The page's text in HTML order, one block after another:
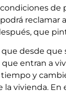
de
reclamar
que
que desde que
entran a
y
vivienda. En